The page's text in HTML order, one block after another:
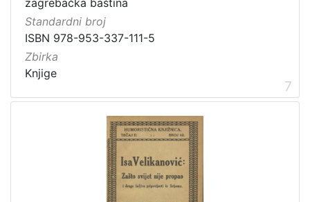
Standardni broj
ISBN 978-953-337-111-5
Zbirka
Knjige
7